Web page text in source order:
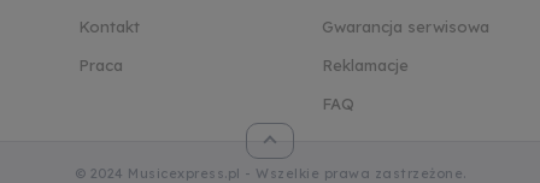
Kontakt
Praca
Gwarancja serwisowa
Reklamacje
FAQ
© 2024 Musicexpress.pl - Wszelkie prawa zastrzeżone.